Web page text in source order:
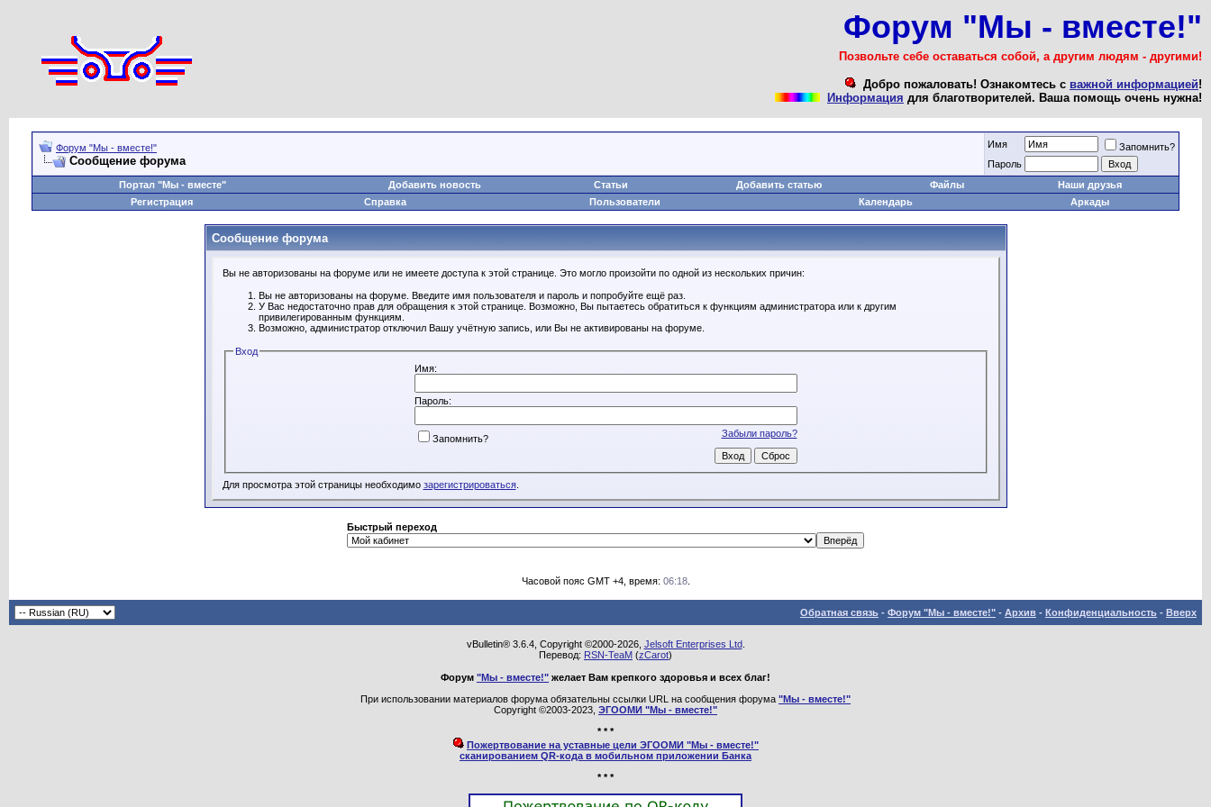
Форум "Мы - вместе!"
Позвольте себе оставаться собой, а другим людям - другими!
Добро пожаловать! Ознакомтесь с важной информацией!
Информация для благотворителей. Ваша помощь очень нужна!
Форум "Мы - вместе!"
Сообщение форума
Имя
Запомнить?
Пароль
Портал "Мы - вместе"
Добавить новость Статьи Добавить статью Файлы
Наши друзья
Регистрация
Справка Пользователи Календарь Аркады
Сообщение форума
Вы не авторизованы на форуме или не имеете доступа к этой странице. Это могло произойти по одной из нескольких причин:
Вы не авторизованы на форуме. Введите имя пользователя и пароль и попробуйте ещё раз.
У Вас недостаточно прав для обращения к этой странице. Возможно, Вы пытаетесь обратиться к функциям администратора или к другим
привилегированным функциям.
Возможно, администратор отключил Вашу учётную запись, или Вы не активированы на форуме.
Вход
Имя:
Пароль:
Забыли пароль?
Запомнить?
Для просмотра этой страницы необходимо зарегистрироваться.
Быстрый переход
Часовой пояс GMT +4, время: 06:18.
Обратная связь - Форум "Мы - вместе!" - Архив - Конфиденциальность - Вверх
vBulletin® 3.6.4, Copyright ©2000-2026, Jelsoft Enterprises Ltd.
Перевод: RSN-TeaM (zCarot)
Форум "Мы - вместе!" желает Вам крепкого здоровья и всех благ!
При использовании материалов форума обязательны ссылки URL на сообщения форума "Мы - вместе!"
Copyright ©2003-2023, ЭГООМИ "Мы - вместе!"
* * *
Пожертвование на уставные цели ЭГООМИ "Мы - вместе!"
сканированием QR-кода в мобильном приложении Банка
* * *